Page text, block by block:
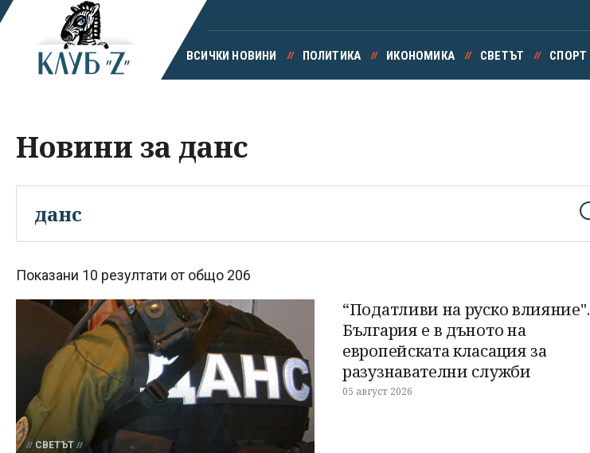
ВСИЧКИ НОВИНИ ПОЛИТИКА ИКОНОМИКА СВЕТЪТ СПОРТ
Новини за данс
Показани 10 резултати от общо 206
СВЕТЪТ
“Податливи на руско влияние".
България е в дъното на
европейската класация за
разузнавателни служби
05 август 2026